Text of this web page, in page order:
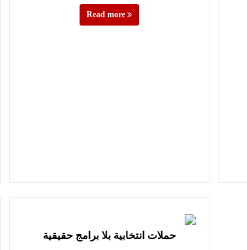
Read more
حملات انتخابية بلا برامج حقيقية